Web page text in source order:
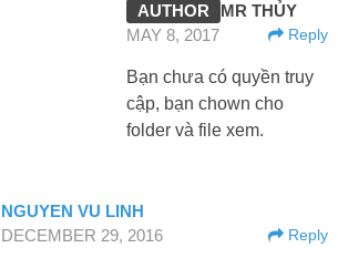
MR THỦY
MAY 8, 2017
Reply
Bạn chưa có quyền truy
cập, bạn chown cho
folder và file xem.
NGUYEN VU LINH
DECEMBER 29, 2016
Reply